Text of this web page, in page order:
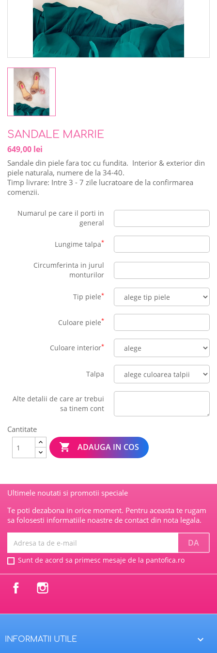
SANDALE MARRIE
649,00 lei
Sandale din piele fara toc cu fundita. Interior & exterior din
piele naturala, numere de la 34-40.
Timp livrare: Intre 3 - 7 zile lucratoare de la confirmarea
comenzii.
Numarul pe care il porti in
general
Lungime talpa*
Circumferinta in jurul
monturilor
Tip piele*
Culoare piele*
Culoare interior*
Talpa
Alte detalii de care ar trebui
sa tinem cont
Cantitate
 ADAUGA IN COS
Ultimele noutati si promotii speciale
Te poti dezabona in orice moment. Pentru aceasta te rugam
sa folosesti informatiile noastre de contact din nota legala.
Sunt de acord sa primesc mesaje de la pantofica.ro
Facebook
INFORMATII UTILE 